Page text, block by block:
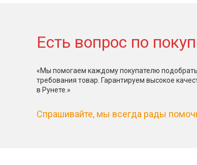
Есть вопрос по
«Мы помогаем каждому покупателю
требования товар. Гарантируем высокое
в Рунете.»
Спрашивайте, мы всегда рады